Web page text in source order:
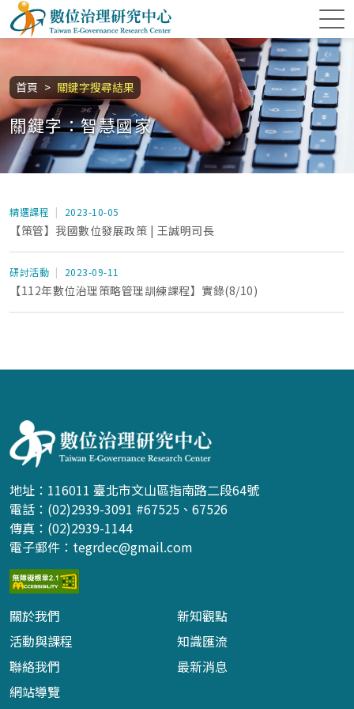
跳到主要內容區塊
數位治理研究中心
首頁 關鍵字搜尋結果
:::
關鍵字：智慧國家
精選課程 2023-10-05
【策管】我國數位發展政策 | 王誠明司長
研討活動 2023-09-11
【112年數位治理策略管理訓練課程】實錄(8/10)
地址：116011 臺北市文山區指南路二段64號
電話：(02)2939-3091 #67525、67526
傳真：(02)2939-1144
電子郵件： tegrdec@gmail.com
關於我們
新知觀點
活動與課程
知識匯流
聯絡我們
最新消息
網站導覽